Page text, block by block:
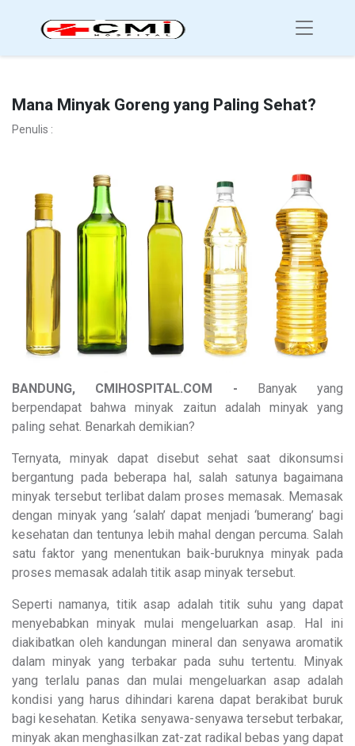
Mana Minyak Goreng yang Paling Sehat?
Penulis :
BANDUNG, CMIHOSPITAL.COM - Banyak yang
berpendapat bahwa minyak zaitun adalah minyak yang
paling sehat. Benarkah demikian?
Ternyata, minyak dapat disebut sehat saat dikonsumsi
bergantung pada beberapa hal, salah satunya bagaimana
minyak tersebut terlibat dalam proses memasak. Memasak
dengan minyak yang ‘salah’ dapat menjadi ‘bumerang’ bagi
kesehatan dan tentunya lebih mahal dengan percuma. Salah
satu faktor yang menentukan baik-buruknya minyak pada
proses memasak adalah titik asap minyak tersebut.
Seperti namanya, titik asap adalah titik suhu yang dapat
menyebabkan minyak mulai mengeluarkan asap. Hal ini
diakibatkan oleh kandungan mineral dan senyawa aromatik
dalam minyak yang terbakar pada suhu tertentu. Minyak
yang terlalu panas dan mulai mengeluarkan asap adalah
kondisi yang harus dihindari karena dapat berakibat buruk
bagi kesehatan. Ketika senyawa-senyawa tersebut terbakar,
minyak akan menghasilkan zat-zat radikal bebas yang dapat